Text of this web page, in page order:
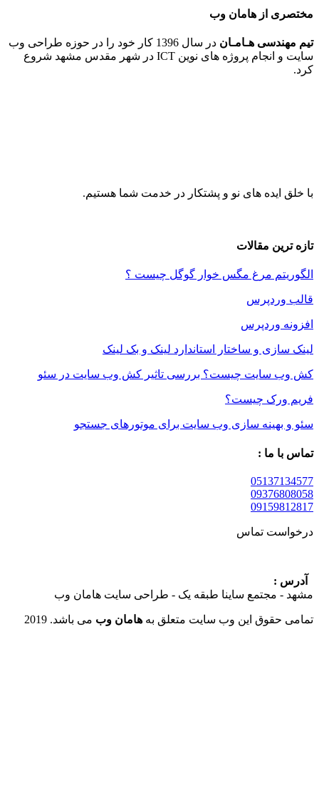
از هامان وب
هـامـان
در سال 1396 کار خود را در حوزه طراحی وب
سایت و انجام پروژه های نوین ICT در شهر مقدس مشهد شروع
های نو و پشتکار در خدمت شما هستیم.
مقالات
مرغ مگس خوار گوگل چیست ؟
وردپرس
و ساختار استاندارد لینک و بک لینک
چیست؟ بررسی تاثیر کش وب سایت در سئو
چیست؟
سازی وب سایت برای موتورهای جستجو
ما :
تماس
ساینا طبقه یک - طراحی سایت هامان وب
این وب سایت متعلق بههامان وبمی باشد. 2019